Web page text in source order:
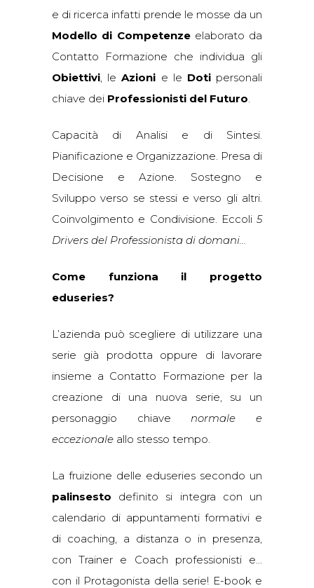
e di ricerca infatti prende le mosse da un
Modello di Competenzeelaborato da
Contatto Formazione che individua gli
Obiettivi, leAzioni e le Dotipersonali
chiave dei Professionisti del Futuro.
Capacità di Analisi e di Sintesi.
Pianificazione e Organizzazione. Presa di
Decisione e Azione. Sostegno e
Sviluppo verso se stessi e verso gli altri.
Coinvolgimento e Condivisione. Eccoli 5
Drivers del Professionista di domani…
Come funziona il progetto
eduseries?
L’azienda può scegliere di utilizzare una
serie già prodotta oppure di lavorare
insieme a Contatto Formazione per la
creazione di una nuova serie, su un
personaggio chiavenormale e
eccezionale allo stesso tempo.
La fruizione delle eduseries secondo un
palinsesto definito si integra con un
calendario di appuntamenti formativi e
di coaching, a distanza o in presenza,
con Trainer e Coach professionisti e…
con il Protagonista della serie! E-book e